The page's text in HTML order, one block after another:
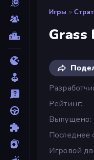
Игры »
Grass
Рейтинг
Выпущено
Последнее
Игровой